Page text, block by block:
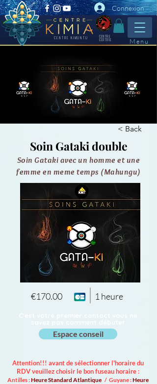
Menu
Connexion
CENTRE KIMUNTU CENTRE
CERTIFIE
< Back
Soin Gataki double
Soin Gataki avec un homme et une
femme en meme temps (Mahungu)
€170.00 1 heure
C'est votre premier contact vous ne
Espace conseil
Attention!!! avant de sélectionner l'horaire du
RDV veuillez choisir le bon fuseau horaire :
Antilles :Heure Standard Atlantique / Guyane :Heure